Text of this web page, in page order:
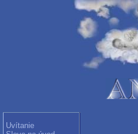
Uvítanie